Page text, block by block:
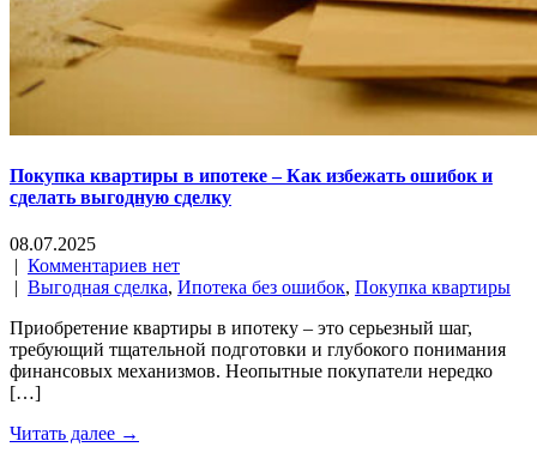
Покупка квартиры в ипотеке – Как избежать ошибок и
сделать выгодную сделку
08.07.2025
| Комментариев нет
| Выгодная сделка, Ипотека без ошибок, Покупка квартиры
Приобретение квартиры в ипотеку – это серьезный шаг,
требующий тщательной подготовки и глубокого понимания
финансовых механизмов. Неопытные покупатели нередко
[…]
Читать далее →